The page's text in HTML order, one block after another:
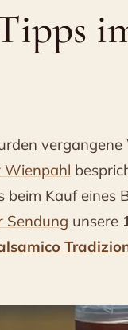
vergangene
Wienpahl
beim Kauf eines
Sendung unsere